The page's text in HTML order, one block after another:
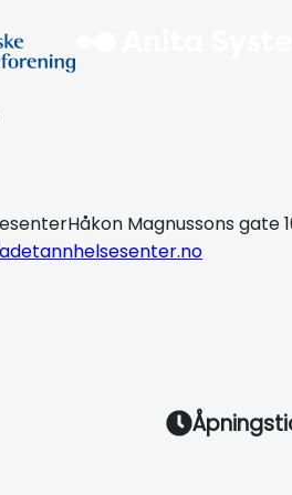
Håkon Magnussons gate